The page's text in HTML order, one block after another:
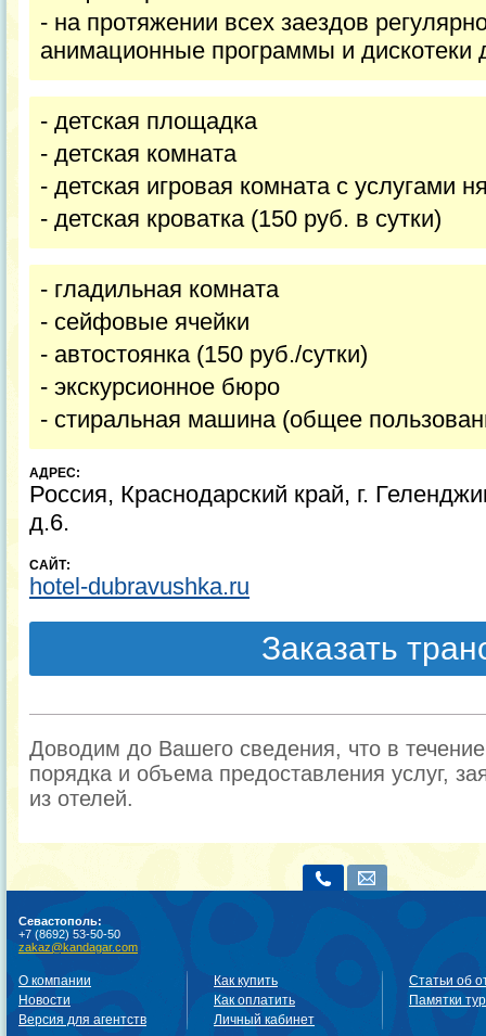
- на протяжении всех заездов
анимационные программы и дискотеки
- детская площадка
- детская комната
- детская игровая комната с услугами
- детская кроватка (150 руб. в сутки)
- гладильная комната
- сейфовые ячейки
- автостоянка (150 руб./сутки)
- экскурсионное бюро
- стиральная машина (общее
АДРЕС:
Россия, Краснодарский край, г.
д.6.
САЙТ:
hotel-dubravushka.ru
Заказать
Доводим до Вашего сведения, что в
порядка и объема предоставления услуг,
из отелей.
Севастополь:
+7 (8692) 53-50-50
zakaz@kandagar.com
О компании
Новости
Версия для агентств
Как купить
Как оплатить
Личный кабинет
Статьи об
Памятки